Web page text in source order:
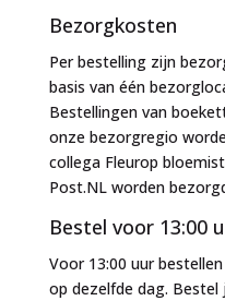
Bezorgkosten
Per bestelling zijn
basis van één
Bestellingen van
onze bezorgregio
collega Fleurop
Post.NL worden
Bestel voor 13:00
Voor 13:00 uur
op dezelfde dag.